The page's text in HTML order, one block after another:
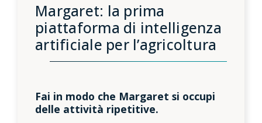
Margaret: la prima
piattaforma di intelligenza
artificiale per l’agricoltura
Fai in modo che Margaret si occupi
delle attività ripetitive.